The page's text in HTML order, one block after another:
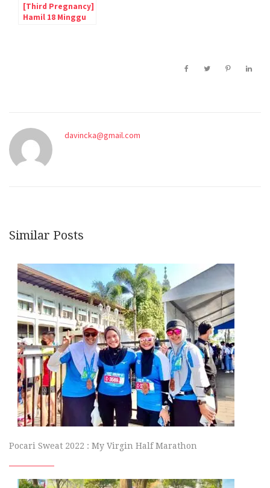
[Third Pregnancy]
Hamil 18 Minggu
davincka@gmail.com
Similar Posts
Pocari Sweat 2022 : My Virgin Half Marathon